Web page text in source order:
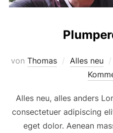
von Thomas Alles neu
Alles neu, alles anders
consectetuer adipiscing
eget dolor. Aenean